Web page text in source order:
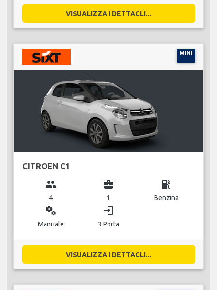
VISUALIZZA I DETTAGLI...
MINI
CITROEN C1
group
4
business_center
1
local_gas_station
Benzina
miscellaneous_services
Manuale
login
3 Porta
VISUALIZZA I DETTAGLI...